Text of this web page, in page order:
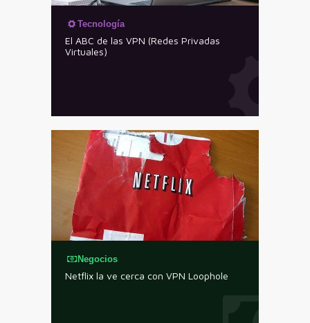
Tecnología
El ABC de las VPN (Redes Privadas
Virtuales)
Negocios
Netflix la ve cerca con VPN Loophole